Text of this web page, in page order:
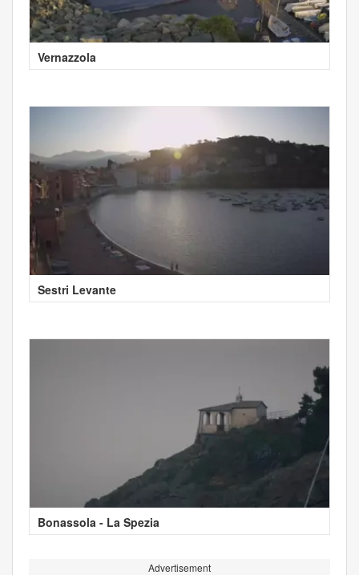
Vernazzola
Sestri Levante
Bonassola - La Spezia
Advertisement